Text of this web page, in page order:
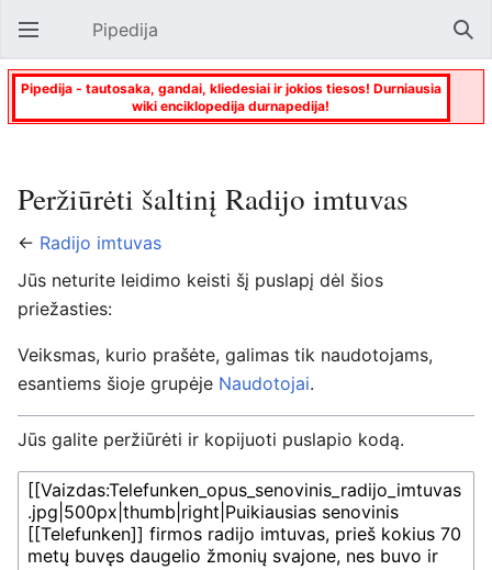
Atverti pagrindinį meniu Pipedija
Pipedija - tautosaka, gandai, kliedesiai ir jokios tiesos! Durniausia
wiki enciklopedija durnapedija!
Peržiūrėti šaltinį Radijo imtuvas
← Radijo imtuvas
Jūs neturite leidimo keisti šį puslapį dėl šios
priežasties:
Veiksmas, kurio prašėte, galimas tik naudotojams,
esantiems šioje grupėje Naudotojai.
Jūs galite peržiūrėti ir kopijuoti puslapio kodą.